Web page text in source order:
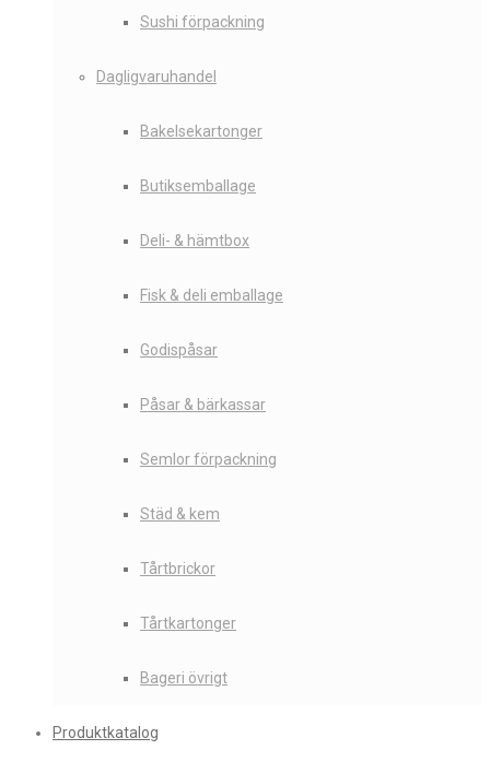
Sushi förpackning
Dagligvaruhandel
Bakelsekartonger
Butiksemballage
Deli- & hämtbox
Fisk & deli emballage
Godispåsar
Påsar & bärkassar
Semlor förpackning
Städ & kem
Tårtbrickor
Tårtkartonger
Bageri övrigt
Produktkatalog